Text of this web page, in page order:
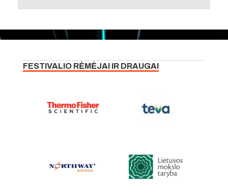
FESTIVALIO RĖMĖJAI IR DRAUGAI